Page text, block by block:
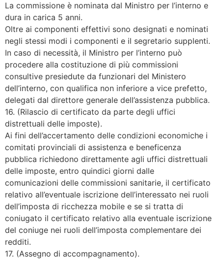
La commissione è nominata dal Ministro per l’interno e
dura in carica 5 anni.
Oltre ai componenti effettivi sono designati e nominati
negli stessi modi i componenti e il segretario supplenti.
In caso di necessità, il Ministro per l’interno può
procedere alla costituzione di più commissioni
consultive presiedute da funzionari del Ministero
dell’interno, con qualifica non inferiore a vice prefetto,
delegati dal direttore generale dell’assistenza pubblica.
16. (Rilascio di certificato da parte degli uffici
distrettuali delle imposte).
Ai fini dell’accertamento delle condizioni economiche i
comitati provinciali di assistenza e beneficenza
pubblica richiedono direttamente agli uffici distrettuali
delle imposte, entro quindici giorni dalle
comunicazioni delle commissioni sanitarie, il certificato
relativo all’eventuale iscrizione dell’interessato nei ruoli
dell’imposta di ricchezza mobile e se si tratta di
coniugato il certificato relativo alla eventuale iscrizione
del coniuge nei ruoli dell’imposta complementare dei
redditi.
17. (Assegno di accompagnamento).